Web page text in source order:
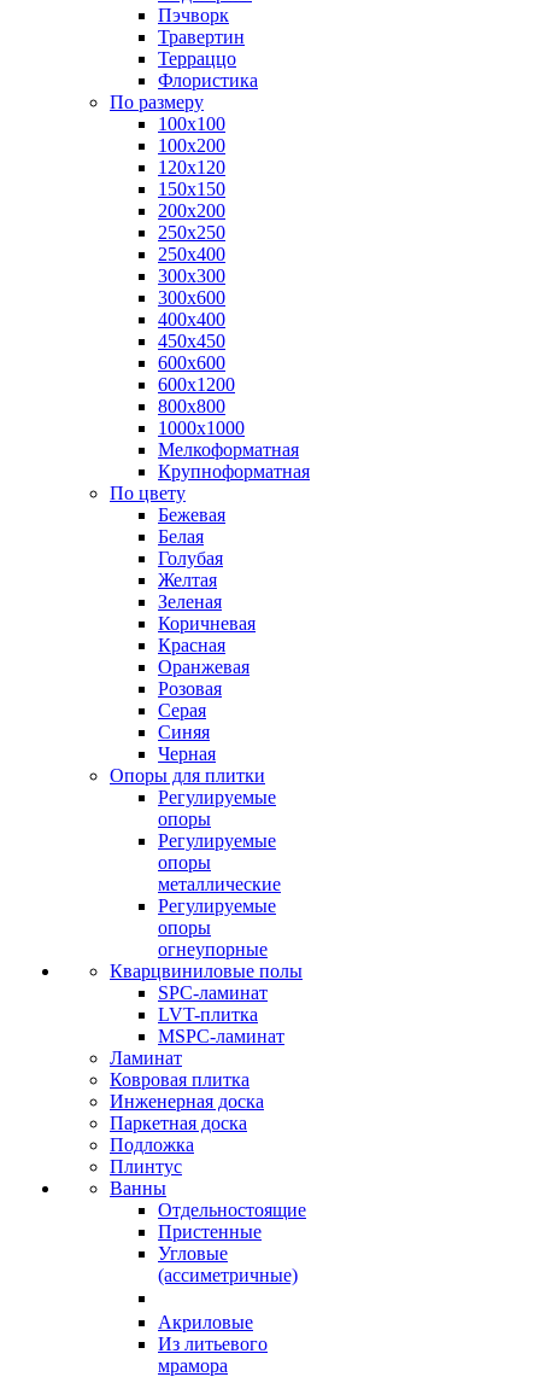
Пэчворк
Травертин
Терраццо
Флористика
По размеру
100х100
100х200
120х120
150х150
200х200
250х250
250х400
300х300
300х600
400х400
450х450
600х600
600х1200
800х800
1000х1000
Мелкоформатная
Крупноформатная
По цвету
Бежевая
Белая
Голубая
Желтая
Зеленая
Коричневая
Красная
Оранжевая
Розовая
Серая
Синяя
Черная
Опоры для плитки
Регулируемые
опоры
Регулируемые
опоры
металлические
Регулируемые
опоры
огнеупорные
Кварцвиниловые полы
SPC-ламинат
LVT-плитка
MSPC-ламинат
Ламинат
Ковровая плитка
Инженерная доска
Паркетная доска
Подложка
Плинтус
Ванны
Отдельностоящие
Пристенные
Угловые
(ассиметричные)
Акриловые
Из литьевого
мрамора